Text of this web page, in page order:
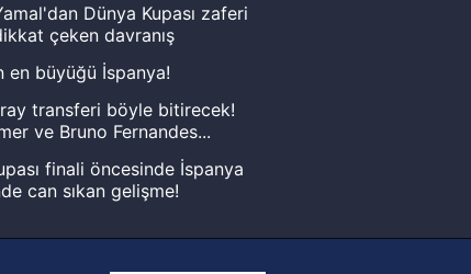
Dünya Kupası zaferi
çeken davranış
en büyüğü İspanya!
transferi böyle bitirecek!
ve Bruno Fernandes...
finali öncesinde İspanya
can sıkan gelişme!